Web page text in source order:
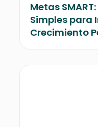
Metas
Simples para
Crecimiento